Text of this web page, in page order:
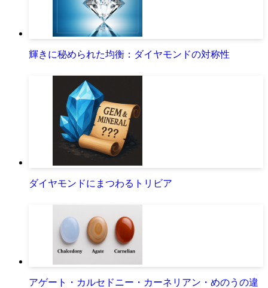
輝きに秘められた均衡：ダイヤモンドの対称性
ダイヤモンドにまつわるトリビア
アゲート・カルセドニー・カーネリアン・めのうの違